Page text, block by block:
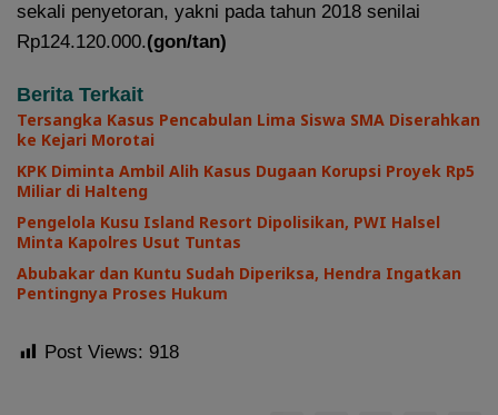
sekali penyetoran, yakni pada tahun 2018 senilai
Rp124.120.000.(gon/tan)
Berita Terkait
Tersangka Kasus Pencabulan Lima Siswa SMA Diserahkan
ke Kejari Morotai
KPK Diminta Ambil Alih Kasus Dugaan Korupsi Proyek Rp5
Miliar di Halteng
Pengelola Kusu Island Resort Dipolisikan, PWI Halsel
Minta Kapolres Usut Tuntas
Abubakar dan Kuntu Sudah Diperiksa, Hendra Ingatkan
Pentingnya Proses Hukum
Post Views: 918